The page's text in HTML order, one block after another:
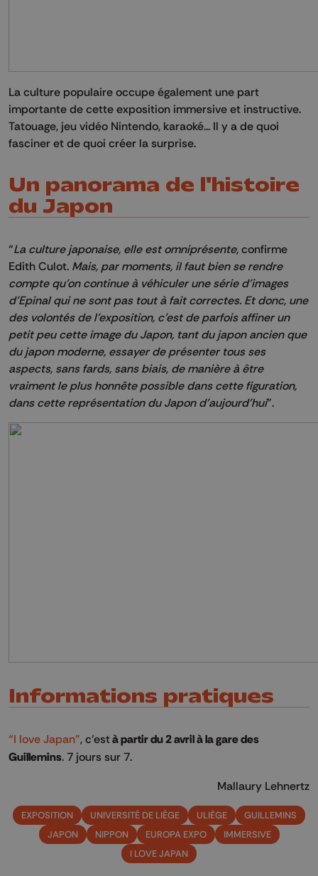
La culture populaire occupe également une part
importante de cette exposition immersive et instructive.
Tatouage, jeu vidéo Nintendo, karaoké... Il y a de quoi
fasciner et de quoi créer la surprise.
Un panorama de l'histoire
du Japon
“La culture japonaise, elle est omniprésente, confirme
Edith Culot. Mais, par moments, il faut bien se rendre
compte qu’on continue à véhiculer une série d’images
d'Epinal qui ne sont pas tout à fait correctes. Et donc, une
des volontés de l’exposition, c’est de parfois affiner un
petit peu cette image du Japon, tant du japon ancien que
du japon moderne, essayer de présenter tous ses
aspects, sans fards, sans biais, de manière à être
vraiment le plus honnête possible dans cette figuration,
dans cette représentation du Japon d’aujourd'hui”.
Informations pratiques
“I love Japan”, c’està partir du 2 avril à la gare des
Guillemins. 7 jours sur 7.
Mallaury Lehnertz
EXPOSITION UNIVERSITÉ DE LIÈGE ULIÈGE
GUILLEMINS
JAPON
NIPPON EUROPA EXPO
IMMERSIVE
I LOVE JAPAN